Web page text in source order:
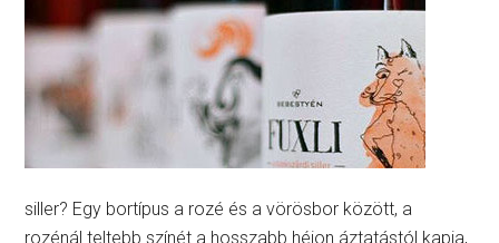
siller? Egy bortípus a rozé és a vörösbor között, a
rozénál teltebb színét a hosszabb héjon áztatástól kapja,